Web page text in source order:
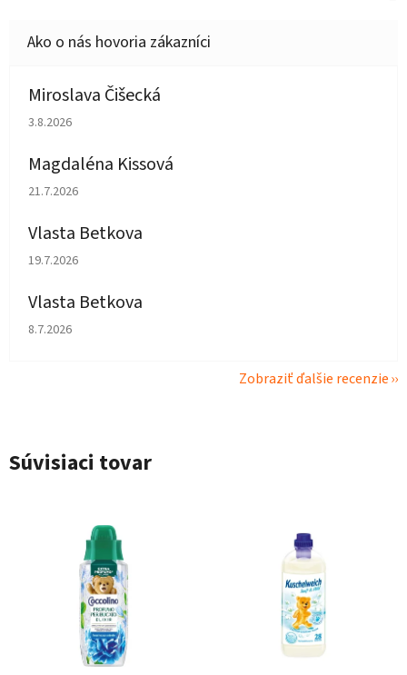
Miroslava Čišecká
Hodnotenie obchodu je 1 z 5 hviezdičiek.
3.8.2026
Magdaléna Kissová
Hodnotenie obchodu je 5 z 5 hviezdičiek.
21.7.2026
Vlasta Betkova
Hodnotenie obchodu je 5 z 5 hviezdičiek.
19.7.2026
Vlasta Betkova
Hodnotenie obchodu je 4 z 5 hviezdičiek.
8.7.2026
Zobraziť ďalšie recenzie
Súvisiaci tovar